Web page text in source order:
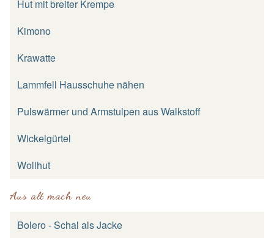
Hut mit breiter Krempe
Kimono
Krawatte
Lammfell Hausschuhe nähen
Pulswärmer und Armstulpen aus Walkstoff
Wickelgürtel
Wollhut
Aus alt mach neu
Bolero - Schal als Jacke